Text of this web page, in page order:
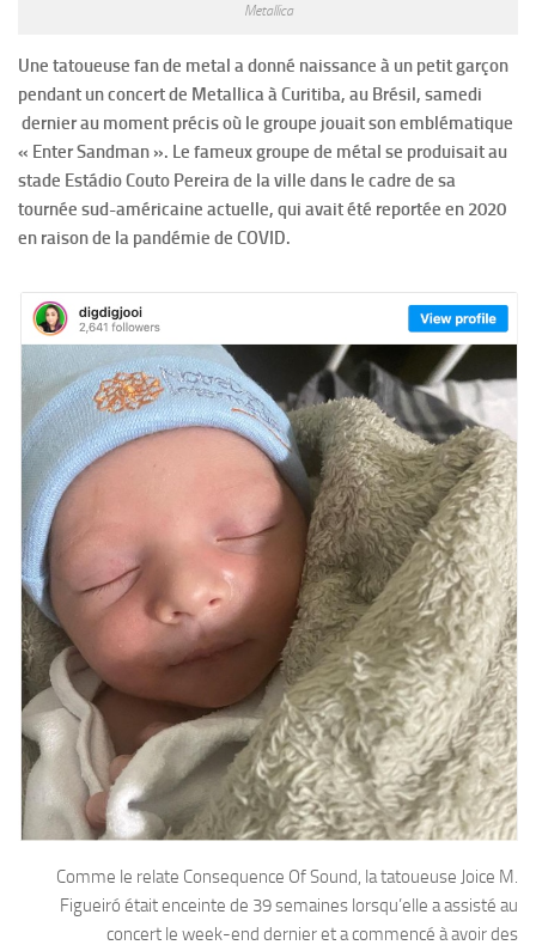
Metallica
Une tatoueuse fan de metal a donné naissance à un petit garçon
pendant un concert de Metallica à Curitiba, au Brésil, samedi
dernier au moment précis où le groupe jouait son emblématique
« Enter Sandman ». Le fameux groupe de métal se produisait au
stade Estádio Couto Pereira de la ville dans le cadre de sa
tournée sud-américaine actuelle, qui avait été reportée en 2020
en raison de la pandémie de COVID.
Comme le relate Consequence Of Sound, la tatoueuse Joice M.
Figueiró était enceinte de 39 semaines lorsqu’elle a assisté au
concert le week-end dernier et a commencé à avoir des